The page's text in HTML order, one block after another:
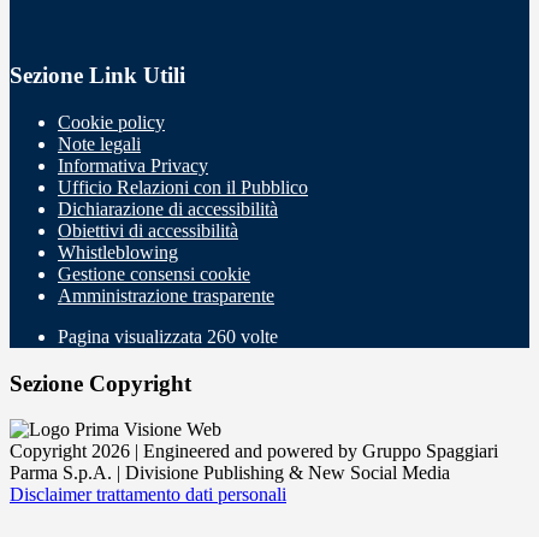
Sezione Link Utili
Cookie policy
Note legali
Informativa Privacy
Ufficio Relazioni con il Pubblico
Dichiarazione di accessibilità
Obiettivi di accessibilità
Whistleblowing
Gestione consensi cookie
Amministrazione trasparente
Pagina visualizzata 260 volte
Sezione Copyright
Copyright 2026 | Engineered and powered by Gruppo Spaggiari
Parma S.p.A. | Divisione Publishing & New Social Media
Disclaimer trattamento dati personali